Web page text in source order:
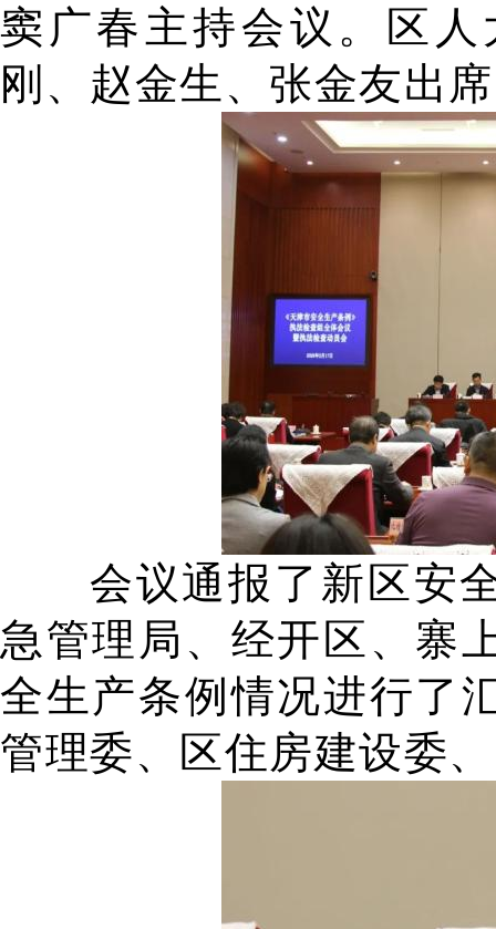
窦广春主持会议。区
刚、赵金生、张金友出
会议通报了新区安
急管理局、经开区、寨
全生产条例情况进行了
管理委、区住房建设委